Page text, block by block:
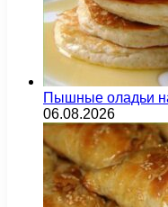
Пышные оладьи
06.08.2026